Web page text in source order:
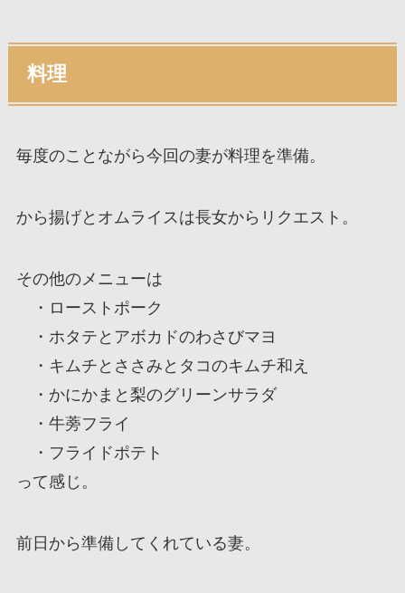
料理
毎度のことながら今回の妻が料理を準備。
から揚げとオムライスは長女からリクエスト。
その他のメニューは
・ローストポーク
・ホタテとアボカドのわさびマヨ
・キムチとささみとタコのキムチ和え
・かにかまと梨のグリーンサラダ
・牛蒡フライ
・フライドポテト
って感じ。
前日から準備してくれている妻。